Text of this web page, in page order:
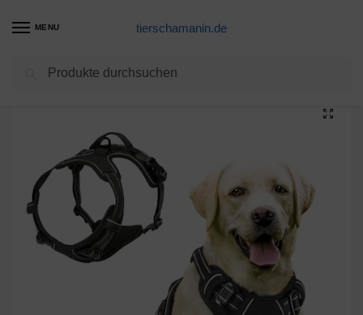
MENU tierschamanin.de
Hundegeschirr Produkte / FullBerg® Hundegeschirr für Kleine, mittelgroße und große Hunde Anti Zug Geschirr No Pull Sicherheitsgeschirr Brustgeschirr Dog Harness Weich Gepolstert verstellbar Atmungsaktiv Schwarz (M)